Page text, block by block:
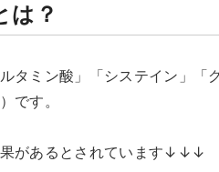
は？
タミン酸」「システイン」「
です。
果があるとされています↓↓↓